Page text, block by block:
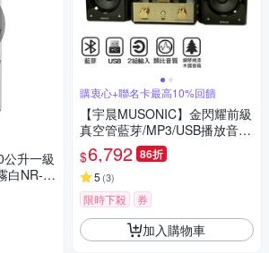
白NR-D
購衷心+聯名卡最高10%回饋
【宇晨MUSONIC】金閃耀前級
真空管藍芽/MP3/USB播放音響
組
$6,792 86折
5 (3)
限時下殺 券
加入購物車